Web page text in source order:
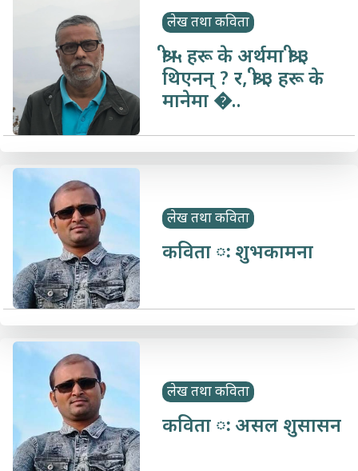
लेख तथा कविता
श्री ५ हरू के अर्थमा श्री ३
थिएनन् ? र, श्री ३ हरू के
मानेमा �..
लेख तथा कविता
कविता ः शुभकामना
लेख तथा कविता
कविता ः असल शुसासन